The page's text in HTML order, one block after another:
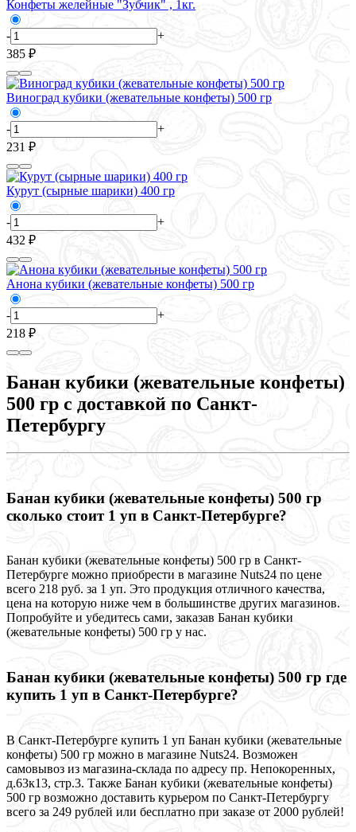
Конфеты желейные "Зубчик" , 1кг.
-
+
385 ₽
Виноград кубики (жевательные конфеты) 500 гр
-
+
231 ₽
Курут (сырные шарики) 400 гр
-
+
432 ₽
Анона кубики (жевательные конфеты) 500 гр
-
+
218 ₽
Банан кубики (жевательные конфеты)
500 гр с доставкой по Санкт-
Петербургу
Банан кубики (жевательные конфеты) 500 гр
сколько стоит 1 уп в Санкт-Петербурге?
Банан кубики (жевательные конфеты) 500 гр в Санкт-
Петербурге можно приобрести в магазине Nuts24 по цене
всего 218 руб. за 1 уп. Это продукция отличного качества,
цена на которую ниже чем в большинстве других магазинов.
Попробуйте и убедитесь сами, заказав Банан кубики
(жевательные конфеты) 500 гр у нас.
Банан кубики (жевательные конфеты) 500 гр где
купить 1 уп в Санкт-Петербурге?
В Санкт-Петербурге купить 1 уп Банан кубики (жевательные
конфеты) 500 гр можно в магазине Nuts24. Возможен
самовывоз из магазина-склада по адресу пр. Непокоренных,
д.63к13, стр.3. Также Банан кубики (жевательные конфеты)
500 гр возможно доставить курьером по Санкт-Петербургу
всего за 249 рублей или бесплатно при заказе от 2000 рублей!